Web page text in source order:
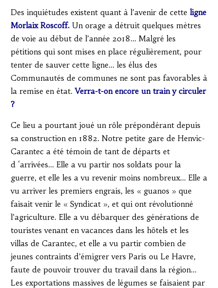
Des inquiétudes existent quant à l’avenir de cette ligne
Morlaix Roscoff.Un orage a détruit quelques mètres
de voie au début de l’année 2018… Malgré les
pétitions qui sont mises en place régulièrement, pour
tenter de sauver cette ligne… les élus des
Communautés de communes ne sont pas favorables à
la remise en état.Verra-t-on encore un train y circuler
?
Ce lieu a pourtant joué un rôle prépondérant depuis
sa construction en 1882. Notre petite gare de Henvic-
Carantec a été témoin de tant de départs et
d ‘arrivées… Elle a vu partir nos soldats pour la
guerre, et elle les a vu revenir moins nombreux… Elle a
vu arriver les premiers engrais, les « guanos » que
faisait venir le « Syndicat », et qui ont révolutionné
l’agriculture. Elle a vu débarquer des générations de
touristes venant en vacances dans les hôtels et les
villas de Carantec, et elle a vu partir combien de
jeunes contraints d’émigrer vers Paris ou Le Havre,
faute de pouvoir trouver du travail dans la région…
Les exportations massives de légumes se faisaient par